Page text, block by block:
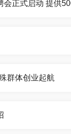
会正式启动 提供
群体创业起航